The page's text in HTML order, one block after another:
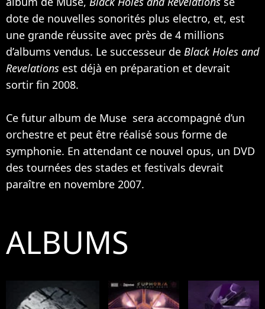
dote de nouvelles sonorités plus electro, et, est
une grande réussite avec près de 4 millions
d’albums vendus. Le successeur de Black Holes and
Revelations est déjà en préparation et devrait
sortir fin 2008.
Ce futur album de Muse sera accompagné d’un
orchestre et peut être réalisé sous forme de
symphonie. En attendant ce nouvel opus, un DVD
des tournées des stades et festivals devrait
paraître en novembre 2007.
ALBUMS